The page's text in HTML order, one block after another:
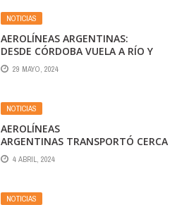
NOTICIAS
AEROLÍNEAS ARGENTINAS:
DESDE CÓRDOBA VUELA A RÍO Y
PUNTA CANA
29 MAYO, 2024
NOTICIAS
AEROLÍNEAS
ARGENTINAS TRANSPORTÓ CERCA
DE 300.000 PASAJEROS EN SEMANA
SANTA, UN 44% MÁS QUE EN 2023
4 ABRIL, 2024
NOTICIAS